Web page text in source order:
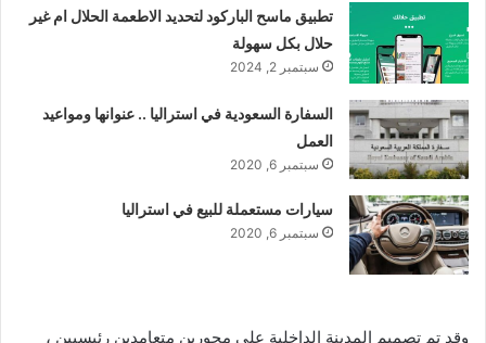
تطبيق ماسح الباركود لتحديد الاطعمة الحلال ام غير
حلال بكل سهولة
سبتمبر 2, 2024
السفارة السعودية في استراليا .. عنوانها ومواعيد
العمل
سبتمبر 6, 2020
سيارات مستعملة للبيع في استراليا
سبتمبر 6, 2020
وقد تم تصميم المدينة الداخلية على محورين متعامدين رئيسيين ،